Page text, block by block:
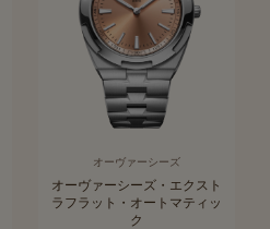
オーヴァーシーズ
オーヴァーシーズ・エクスト
ラフラット・オートマティッ
ク